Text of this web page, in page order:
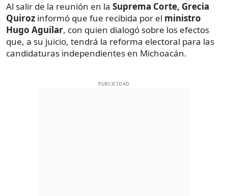
Al salir de la reunión en la Suprema Corte, Grecia
Quiroz informó que fue recibida por el ministro
Hugo Aguilar, con quien dialogó sobre los efectos
que, a su juicio, tendrá la reforma electoral para las
candidaturas independientes en Michoacán.
PUBLICIDAD